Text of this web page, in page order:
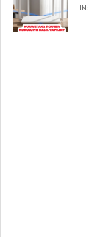
IN: